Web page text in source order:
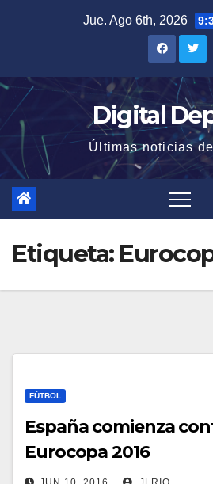
Jue. Ago 6th, 2026
Digital
Últimas noticias
Etiqueta:
FÚTBOL
España comienza
Eurocopa 2016